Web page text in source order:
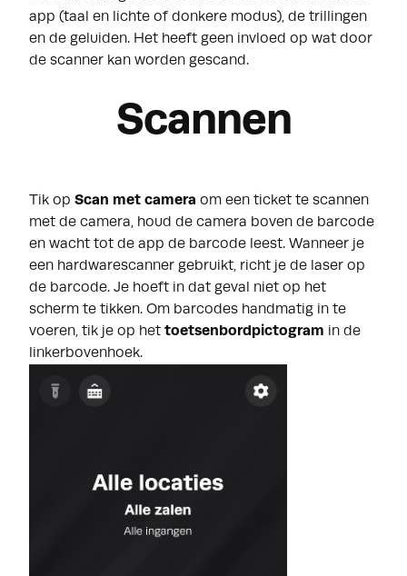
app (taal en lichte of donkere modus), de trillingen
en de geluiden. Het heeft geen invloed op wat door
de scanner kan worden gescand.
Scannen
Tik op Scan met camera om een ticket te scannen
met de camera, houd de camera boven de barcode
en wacht tot de app de barcode leest. Wanneer je
een hardwarescanner gebruikt, richt je de laser op
de barcode. Je hoeft in dat geval niet op het
scherm te tikken. Om barcodes handmatig in te
voeren, tik je op het toetsenbordpictogram in de
linkerbovenhoek.